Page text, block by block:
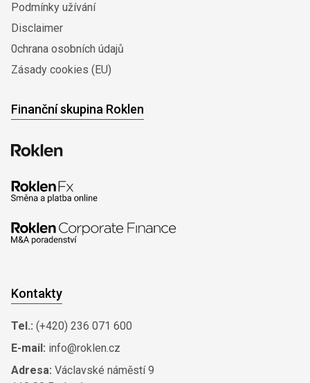
Podmínky užívání
Disclaimer
0chrana osobních údajů
Zásady cookies (EU)
Finanční skupina Roklen
Kontakty
Tel.: (+420) 236 071 600
E-mail: info@roklen.cz
Adresa: Václavské náměstí 9